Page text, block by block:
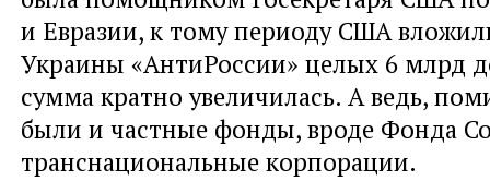
и Евразии, к тому периоду США
Украины «АнтиРоссии» целых 6 млрд
сумма кратно увеличилась. А ведь,
были и частные фонды, вроде Фонда
транснациональные корпорации.